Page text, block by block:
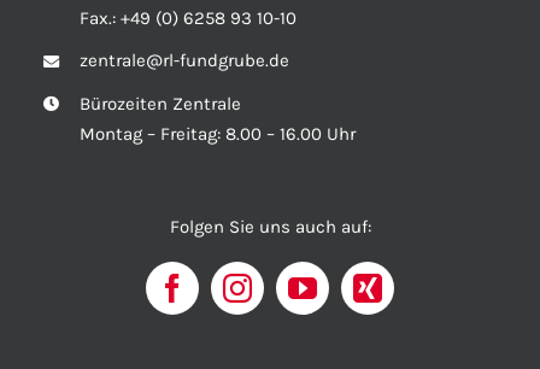
Folgen Sie uns auch auf:
Fax.: +49 (0) 6258 93 10-10
zentrale@rl-fundgrube.de
Bürozeiten Zentrale
Montag – Freitag: 8.00 – 16.00 Uhr